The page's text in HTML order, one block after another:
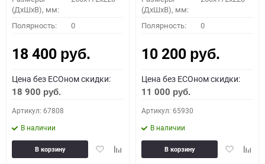
(ДхШхВ), мм:
Полярность: 0
18 400 руб.
Цена без ECOном скидки:
18 900 руб.
Артикул: 67808
В наличии
ДобавитьДобавить
В корзину
(ДхШхВ), мм:
Полярность: 0
10 200 руб.
Цена без ECOном скидки:
11 000 руб.
Артикул: 65930
В наличии
Добавить
В корзину